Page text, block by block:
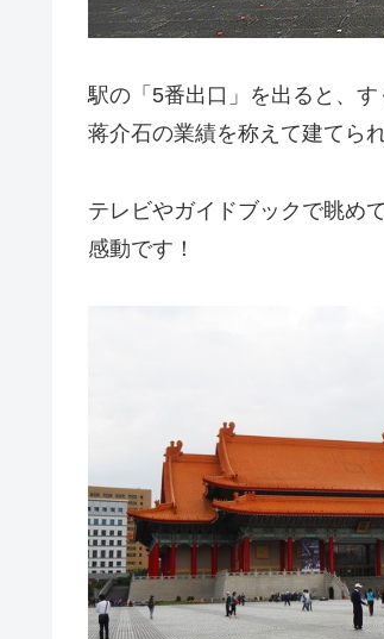
駅の「5番出口」を出ると、す
蒋介石の業績を称えて建てら
テレビやガイドブックで眺め
感動です！